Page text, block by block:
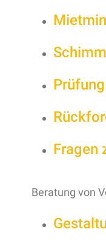
Fragen
Beratung von